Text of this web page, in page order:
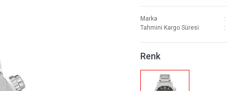
Marka
Tahmini Kargo Süresi
Renk